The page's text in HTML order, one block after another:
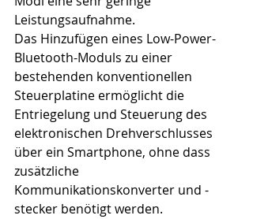
Leistungsaufnahme.
Das Hinzufügen eines Low-Power-
Bluetooth-Moduls zu einer
bestehenden konventionellen
Steuerplatine ermöglicht die
Entriegelung und Steuerung des
elektronischen Drehverschlusses
über ein Smartphone, ohne dass
zusätzliche
Kommunikationskonverter und -
stecker benötigt werden.